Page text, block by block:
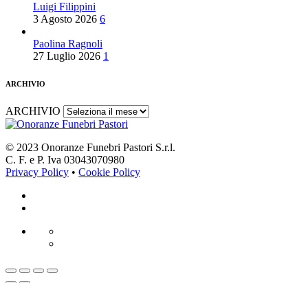
Luigi Filippini
3 Agosto 2026 6
Paolina Ragnoli
27 Luglio 2026 1
ARCHIVIO
ARCHIVIO
© 2023 Onoranze Funebri Pastori S.r.l.
C. F. e P. Iva 03043070980
Privacy Policy • Cookie Policy